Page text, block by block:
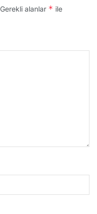
Gerekli alanlar * ile